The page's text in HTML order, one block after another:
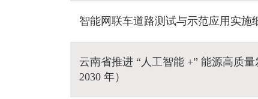
智能网联车道路测试与示范应用实施
云南省推进 “人工智能 +” 能源高质
2030 年）